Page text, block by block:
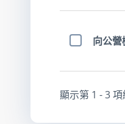
選擇項目
向公
顯示第 1 - 3項